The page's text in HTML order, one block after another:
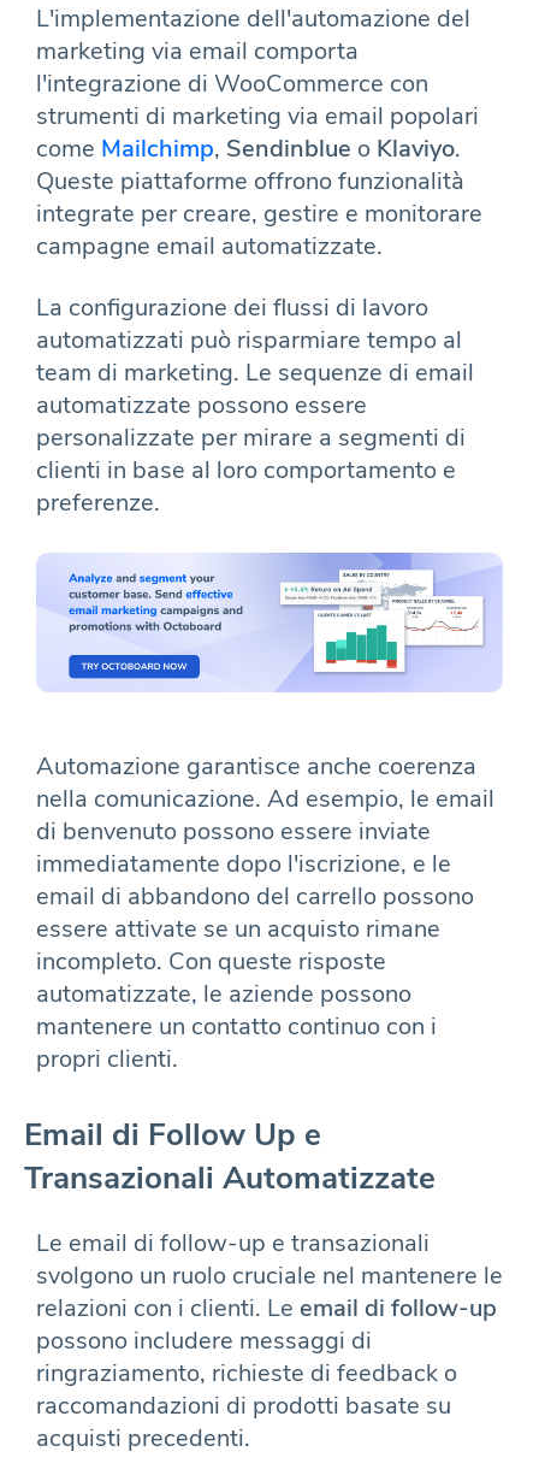
L'implementazione dell'automazione del
marketing via email comporta
l'integrazione di WooCommerce con
strumenti di marketing via email popolari
come Mailchimp, Sendinblue o Klaviyo.
Queste piattaforme offrono funzionalità
integrate per creare, gestire e monitorare
campagne email automatizzate.
La configurazione dei flussi di lavoro
automatizzati può risparmiare tempo al
team di marketing. Le sequenze di email
automatizzate possono essere
personalizzate per mirare a segmenti di
clienti in base al loro comportamento e
preferenze.
Automazione garantisce anche coerenza
nella comunicazione. Ad esempio, le email
di benvenuto possono essere inviate
immediatamente dopo l'iscrizione, e le
email di abbandono del carrello possono
essere attivate se un acquisto rimane
incompleto. Con queste risposte
automatizzate, le aziende possono
mantenere un contatto continuo con i
propri clienti.
Email di Follow Up e
Transazionali Automatizzate
Le email di follow-up e transazionali
svolgono un ruolo cruciale nel mantenere le
relazioni con i clienti. Le email di follow-up
possono includere messaggi di
ringraziamento, richieste di feedback o
raccomandazioni di prodotti basate su
acquisti precedenti.